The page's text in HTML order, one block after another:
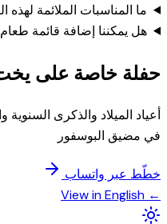
ما المناسبات الملائمة لهذه
هل يمكننا إضافة قائمة
حفلة خاصة على
أعياد الميلاد والذكرى
في مضيق البوسفور
خطّط عبر واتساب
← View in English